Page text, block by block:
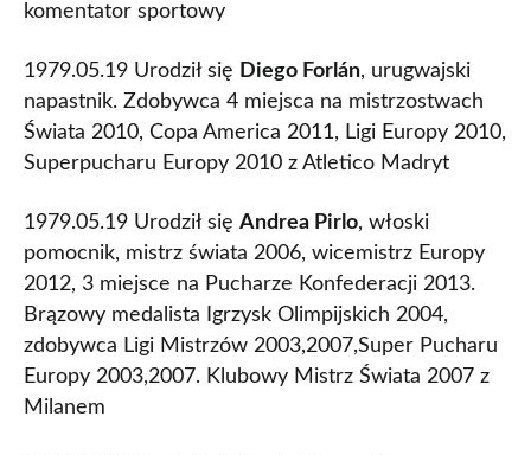
komentator sportowy
1979.05.19 Urodził się Diego Forlán, urugwajski
napastnik. Zdobywca 4 miejsca na mistrzostwach
Świata 2010, Copa America 2011, Ligi Europy 2010,
Superpucharu Europy 2010 z Atletico Madryt
1979.05.19 Urodził się Andrea Pirlo, włoski
pomocnik, mistrz świata 2006, wicemistrz Europy
2012, 3 miejsce na Pucharze Konfederacji 2013.
Brązowy medalista Igrzysk Olimpijskich 2004,
zdobywca Ligi Mistrzów 2003,2007,Super Pucharu
Europy 2003,2007. Klubowy Mistrz Świata 2007 z
Milanem